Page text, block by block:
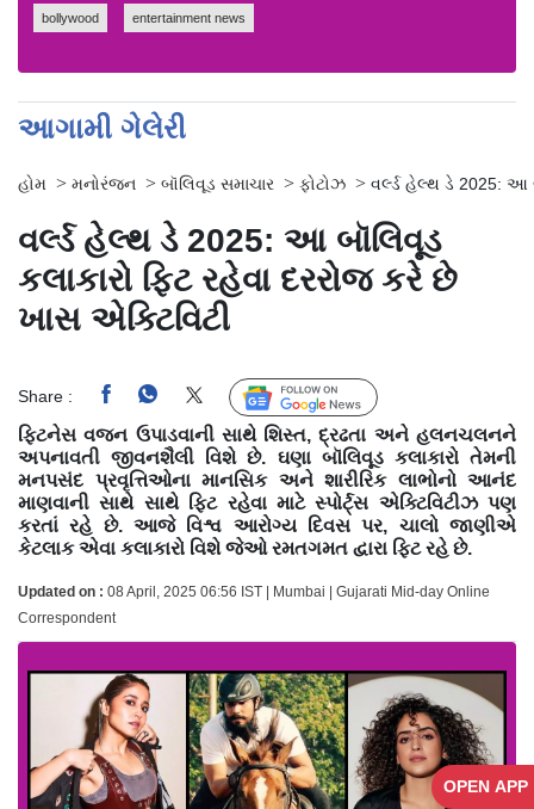
OPEN APP
bollywood entertainment news
આગામી ગેલેરી
હોમ > મનોરંજન > બૉલિવૂડ સમાચાર > ફોટોઝ > વર્લ્ડ હેલ્થ ડે 2025: આ
વર્લ્ડ હેલ્થ ડે 2025: આ બૉલિવૂડ
કલાકારો ફિટ રહેવા દરરોજ કરે છે
ખાસ એક્ટિવિટી
Share : Follow Us
ફિટનેસ વજન ઉપાડવાની સાથે શિસ્ત, દ્રઢતા અને હલનચલનને
અપનાવતી જીવનશૈલી વિશે છે. ઘણા બૉલિવૂડ કલાકારો તેમની
મનપસંદ પ્રવૃત્તિઓના માનસિક અને શારીરિક લાભોનો આનંદ
માણવાની સાથે સાથે ફિટ રહેવા માટે સ્પોર્ટ્સ એક્ટિવિટીઝ પણ
કરતાં રહે છે. આજે વિશ્વ આરોગ્ય દિવસ પર, ચાલો જાણીએ
કેટલાક એવા કલાકારો વિશે જેઓ રમતગમત દ્વારા ફિટ રહે છે.
Updated on : 08 April, 2025 06:56 IST | Mumbai | Gujarati Mid-day Online
Correspondent